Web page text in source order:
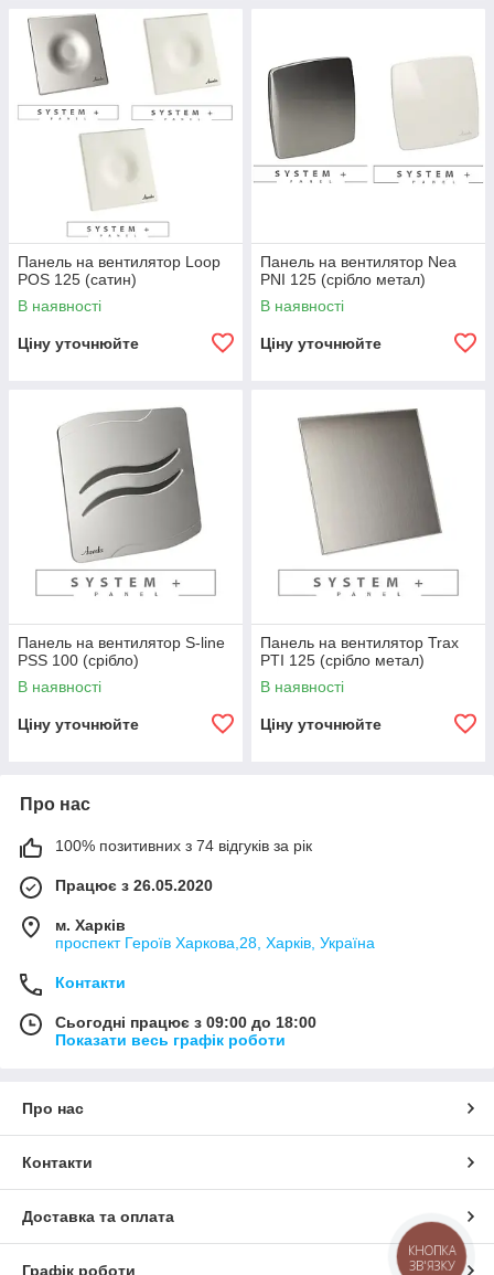
Панель на вентилятор Loop
POS 125 (сатин)
В наявності
Ціну уточнюйте
Панель на вентилятор Nea
PNI 125 (срібло метал)
В наявності
Ціну уточнюйте
Панель на вентилятор S-line
PSS 100 (срібло)
В наявності
Ціну уточнюйте
Панель на вентилятор Trax
PTI 125 (срібло метал)
В наявності
Ціну уточнюйте
Про нас
100% позитивних з 74 відгуків за рік
Працює з 26.05.2020
м. Харків
проспект Героїв Харкова,28, Харків, Україна
Контакти
Сьогодні працює з 09:00 до 18:00
Показати весь графік роботи
Про нас
Контакти
Доставка та оплата
Графік роботи
КНОПКА
ЗВ'ЯЗКУ